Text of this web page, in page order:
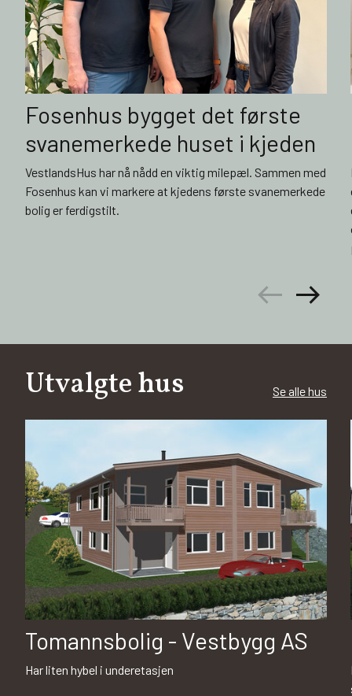
Fosenhus bygget det første
svanemerkede huset i kjeden
VestlandsHus har nå nådd en viktig milepæl. Sammen med
Fosenhus kan vi markere at kjedens første svanemerkede
bolig er ferdigstilt.
arrow_left_alt arrow_right_alt
Utvalgte hus Se alle hus
Tomannsbolig - Vestbygg AS
Har liten hybel i underetasjen